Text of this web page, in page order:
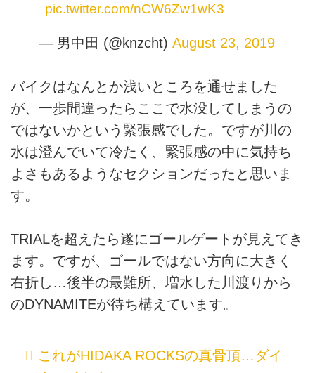
pic.twitter.com/nCW6Zw1wK3
— 男中田 (@knzcht) August 23, 2019
バイクはなんとか浅いところを通せました
が、一歩間違ったらここで水没してしまうの
ではないかという緊張感でした。ですが川の
水は澄んでいて冷たく、緊張感の中に気持ち
よさもあるようなセクションだったと思いま
す。
TRIALを超えたら遂にゴールゲートが見えてき
ます。ですが、ゴールではない方向に大きく
右折し…後半の最難所、増水した川渡りから
のDYNAMITEが待ち構えています。
これがHIDAKA ROCKSの真骨頂…ダイ